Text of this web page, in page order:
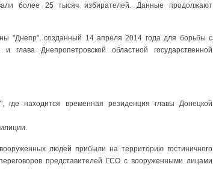
более 25 тысяч избирателей. Данные продолжают
"Днепр", созданный 14 апреля 2014 года для борьбы с
глава Днепропетровской областной государственной
находится временная резиденция главы Донецкой
людей прибыли на территорию гостиничного
представителей ГСО с вооруженными лицами